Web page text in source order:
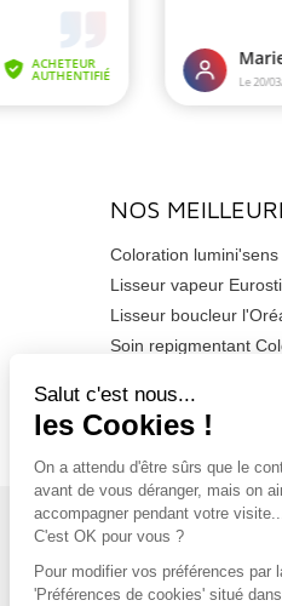
NOS
Coloration lumini'sens
Lisseur vapeur
Lisseur boucleur
Soin repigmentant
Sèche-cheveux
Tondeuse de finition
PRO
NEWSLETTER
Inscrivez-vous dès